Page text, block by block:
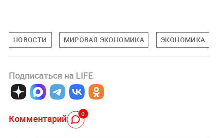
НОВОСТИ МИРОВАЯ ЭКОНОМИКА ЭКОНОМИКА
Подписаться на LIFE
Комментарий 0